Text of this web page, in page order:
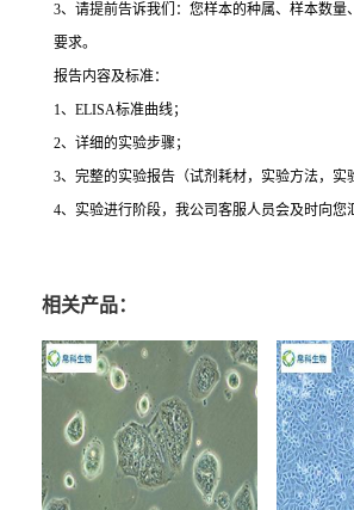
3、请提前告诉我们：您样本的种属、样本数量
要求。
报告内容及标准：
1、 ELISA标准曲线；
2、详细的实验步骤；
3、完整的实验报告（试剂耗材，实验方法，实
4、实验进行阶段，我公司客服人员会及时向您
相关产品：